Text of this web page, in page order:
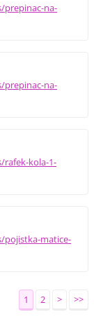
na-
na-
kola-1-
matice-
1 2 > >>